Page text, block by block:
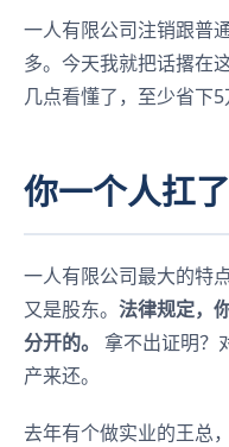
一人有限公司注销跟普
多。今天我就把话撂在这
几点看懂了，至少省下5
你一个人扛
一人有限公司最大的特
又是股东。 法律规定，
分开的。 拿不出证明？
产来还。
去年有个做实业的王总